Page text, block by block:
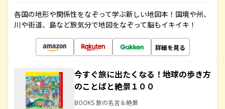
各国の地形や関係性をなぞって学ぶ新しい地図本！国境や州、
川や街道、島など旅気分で地図をなぞって脳もイキイキ！
詳細を見る
今すぐ旅に出たくなる！地球の歩き方
のことばと絶景１００
BOOKS 旅の名言＆絶景